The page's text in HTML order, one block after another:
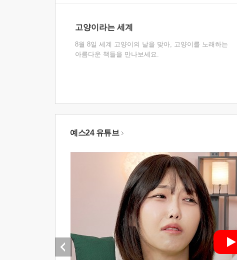
고양이라는 세계
8월 8일 세계 고양이의 날을 맞아, 고양이를 노래하는
아름다운 책들을 만나보세요.
예스24 유튜브